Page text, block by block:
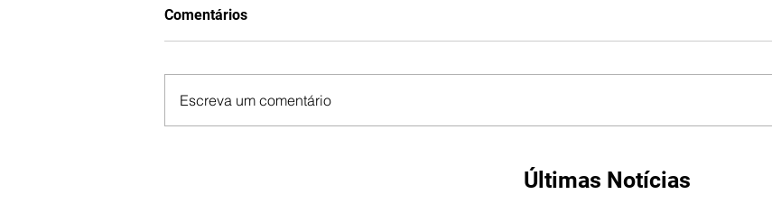
Comentários
Escreva um comentário
Últimas Notícias